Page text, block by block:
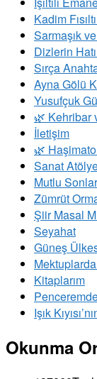
Kadim
Sarmaşık
Dizlerin
Sırça
Ayna Gölü
Yusufçuk
​🌿 Kehribar
İletişim
🌿
Sanat
Mutlu
Zümrüt
Şiir Masal
Seyahat
Güneş
Kitaplarım
Işık
Okunma